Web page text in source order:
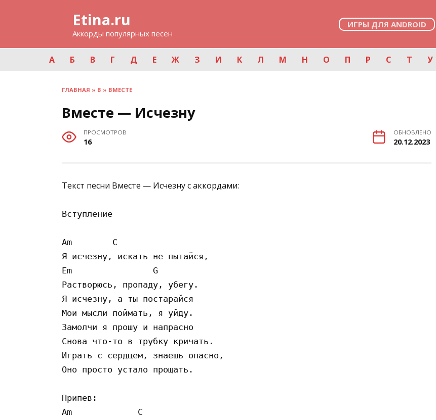
Etina.ru
Аккорды популярных песен
ИГРЫ ДЛЯ ANDROID
А Б В Г Д Е Ж З И К Л М Н О П Р С Т У
ГЛАВНАЯ » В » ВМЕСТЕ
Вместе — Исчезну
ПРОСМОТРОВ
16
ОБНОВЛЕНО
20.12.2023
Текст песни Вместе — Исчезну с аккордами:
Вступление
Am        C
Я исчезну, искать не пытайся,
Em                G
Растворюсь, пропаду, убегу.
Я исчезну, а ты постарайся
Мои мысли поймать, я уйду.
Замолчи я прошу и напрасно
Снова что-то в трубку кричать.
Играть с сердцем, знаешь опасно,
Оно просто устало прощать.
Припев:
Am             C